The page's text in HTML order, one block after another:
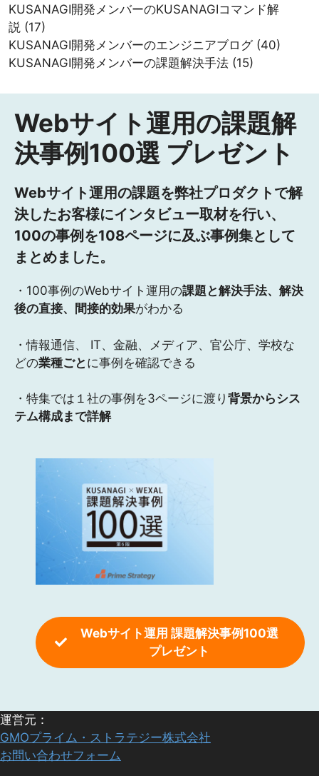
KUSANAGI開発メンバーのKUSANAGIコマンド解
説 (17)
KUSANAGI開発メンバーのエンジニアブログ(40)
KUSANAGI開発メンバーの課題解決手法 (15)
Webサイト運用の課題解
決事例100選 プレゼント
Webサイト運用の課題を弊社プロダクトで解
決したお客様にインタビュー取材を行い、
100の事例を108ページに及ぶ事例集として
まとめました。
・100事例のWebサイト運用の課題と解決手法、解決
後の直接、間接的効果がわかる
・情報通信、 IT、金融、メディア、官公庁、学校な
どの業種ごと に事例を確認できる
・特集では１社の事例を3ページに渡り 背景からシス
テム構成まで詳解
Webサイト運用 課題解決事例100選
プレゼント
運営元：
GMOプライム・ストラテジー株式会社
お問い合わせフォーム